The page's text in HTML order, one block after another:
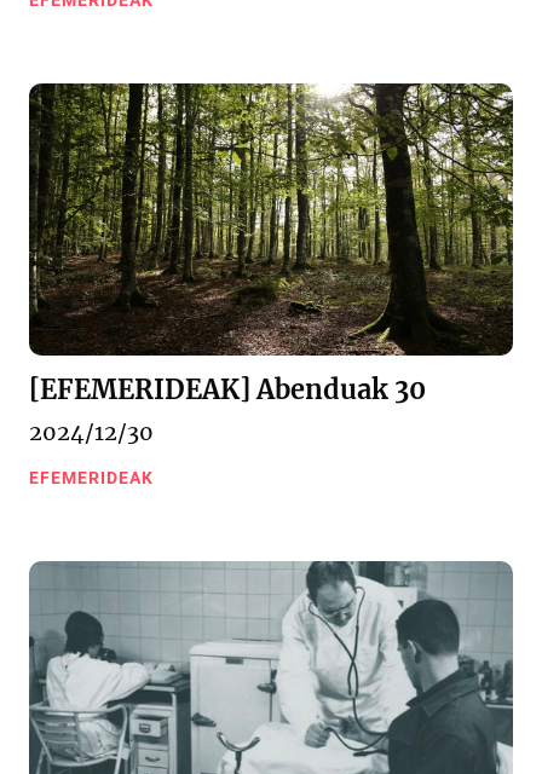
[EFEMERIDEAK] Abenduak 30
2024/12/30
EFEMERIDEAK